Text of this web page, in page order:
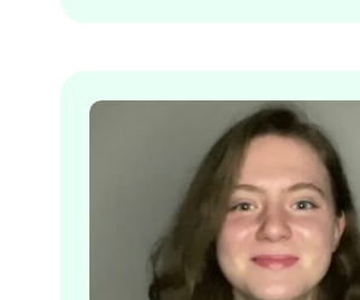
Пожертвовать
Отправить сообщение